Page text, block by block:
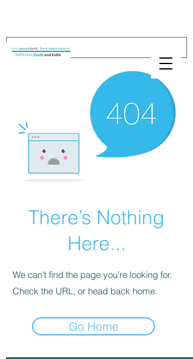
There’s Nothing
Here...
We can’t find the page you’re looking for.
Check the URL, or head back home.
Go Home